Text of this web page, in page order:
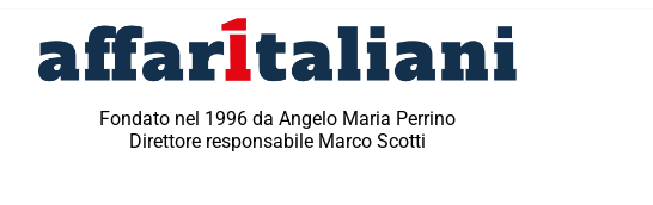
Fondato nel 1996 da Angelo Maria Perrino
Direttore responsabile Marco Scotti